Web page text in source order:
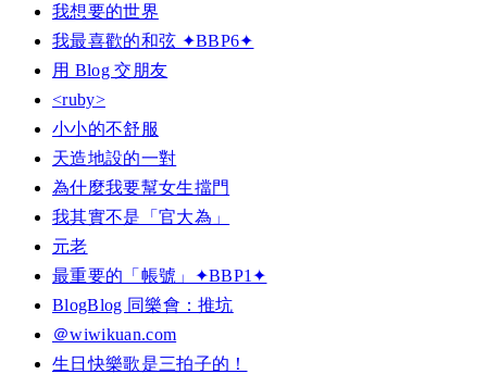
我想要的世界
我最喜歡的和弦 ✦BBP6✦
用 Blog 交朋友
<ruby>
小小的不舒服
天造地設的一對
為什麼我要幫女生擋門
我其實不是「官大為」
元老
最重要的「帳號」✦BBP1✦
BlogBlog 同樂會：推坑
＠wiwikuan.com
生日快樂歌是三拍子的！